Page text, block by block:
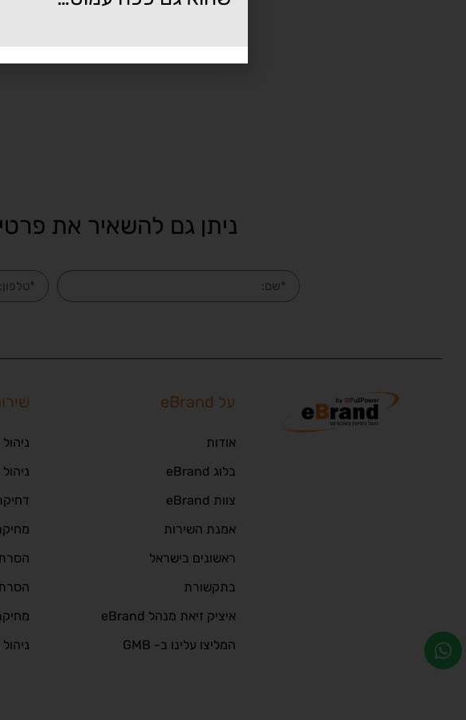
ניתן גם להשאיר את
על eBrand
אודות
בלוג eBrand
צוות eBrand
אמנת השירות
ראשונים בישראל
בתקשורת
איציק זיאת מנהל eBrand
המליצו עלינו ב- GMB